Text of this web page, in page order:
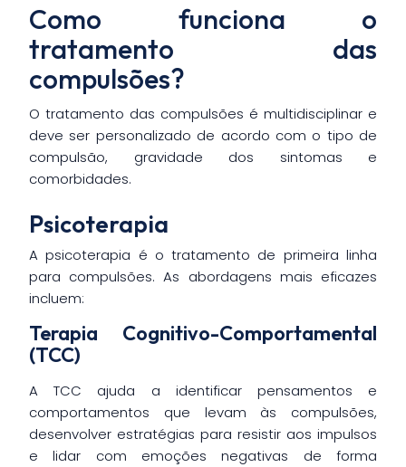
Como funciona o
tratamento das
compulsões?
O tratamento das compulsões é multidisciplinar e
deve ser personalizado de acordo com o tipo de
compulsão, gravidade dos sintomas e
comorbidades.
Psicoterapia
A psicoterapia é o tratamento de primeira linha
para compulsões. As abordagens mais eficazes
incluem:
Terapia Cognitivo-Comportamental
(TCC)
A TCC ajuda a identificar pensamentos e
comportamentos que levam às compulsões,
desenvolver estratégias para resistir aos impulsos
e lidar com emoções negativas de forma